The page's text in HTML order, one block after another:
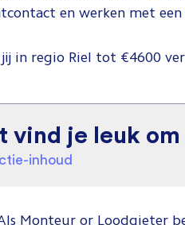
en werken met een
in regio Riel tot €4600
vind je leuk
inhoud
Monteur or Loodgieter